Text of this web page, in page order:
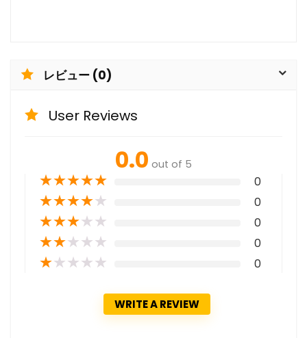
レビュー (0)
User Reviews
0.0 out of 5
★★★★★ 0
★★★★★ 0
★★★★★ 0
★★★★★ 0
★★★★★ 0
WRITE A REVIEW